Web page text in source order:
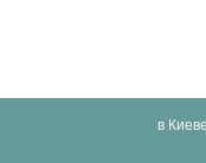
в Киеве